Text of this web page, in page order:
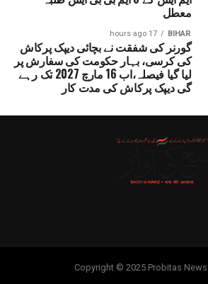
معطل
BIHAR
17 hours ago
گورنر کی شفقت نے بچائی دیپک پرکاش
کی کرسی، بہار حکومت کی سفارش پر
لیا گیا فیصلہ،اب 16 مارچ 2027 تک رہے
گی دیپک پرکاش کی مدت کار
Copyright © 2025 Probitas